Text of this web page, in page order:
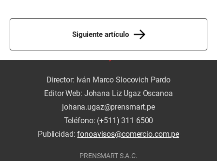
Siguiente artículo
Director: Iván Marco Slocovich Pardo
Editor Web: Johana Liz Ugaz Oscanoa
johana.ugaz@prensmart.pe
Teléfono: (+511) 311 6500
Publicidad:fonoavisos@comercio.com.pe
PRENSMART S.A.C.